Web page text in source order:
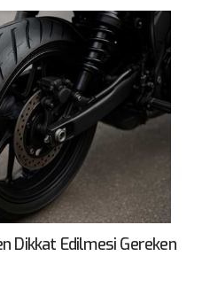
Dikkat Edilmesi Gereken